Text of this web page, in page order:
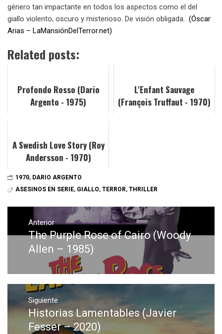
género tan impactante en todos los aspectos como el del
giallo violento, oscuro y misterioso. De visión obligada. (Óscar
Arias – LaMansiónDelTerror.net)
Related posts:
Profondo Rosso (Dario
Argento - 1975)
L'Enfant Sauvage
(François Truffaut - 1970)
A Swedish Love Story (Roy
Andersson - 1970)
1970, DARIO ARGENTO
ASESINOS EN SERIE, GIALLO, TERROR, THRILLER
Navegación
entradas
Anterior
Entrada
anterior:
The Purple Rose of Cairo (Woody
Allen – 1985)
Siguiente
Entrada
siguiente:
Historias Lamentables (Javier
Fesser – 2020)